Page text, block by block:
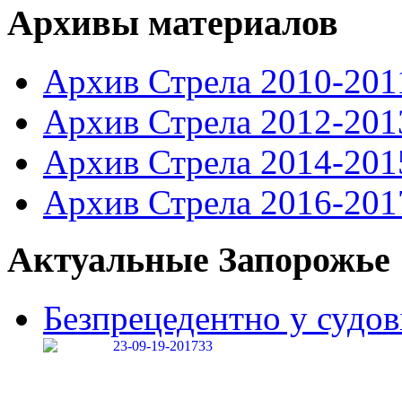
Архивы материалов
Архив Стрела 2010-
Архив Стрела 2012-
Архив Стрела 2014-
Архив Стрела 2016-
Актуальные Запорожье
Безпрецедентно у